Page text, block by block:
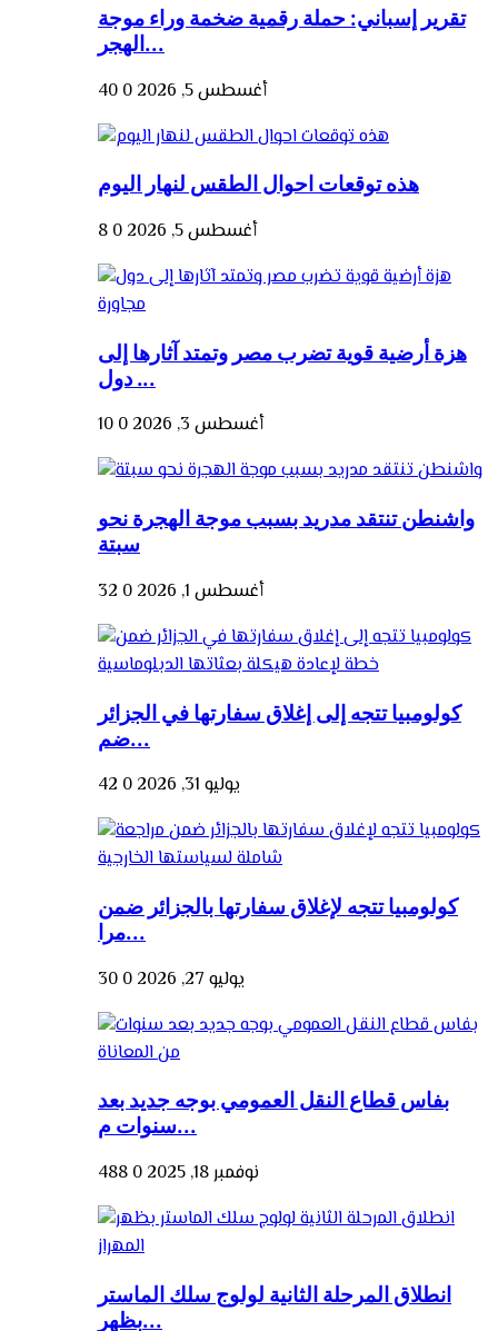
تقرير إسباني: حملة رقمية ضخمة وراء موجة
الهجر...
أغسطس 5, 2026 0
40
هذه توقعات احوال الطقس لنهار اليوم
أغسطس 5, 2026 0
8
هزة أرضية قوية تضرب مصر وتمتد آثارها إلى
دول ...
أغسطس 3, 2026 0
10
واشنطن تنتقد مدريد بسبب موجة الهجرة نحو
سبتة
أغسطس 1, 2026 0
32
كولومبيا تتجه إلى إغلاق سفارتها في الجزائر
ضم...
يوليو 31, 2026 0
42
كولومبيا تتجه لإغلاق سفارتها بالجزائر ضمن
مرا...
يوليو 27, 2026 0
30
بفاس قطاع النقل العمومي بوجه جديد بعد
سنوات م...
نوفمبر 18, 2025 0
488
انطلاق المرحلة الثانية لولوج سلك الماستر
بظهر...